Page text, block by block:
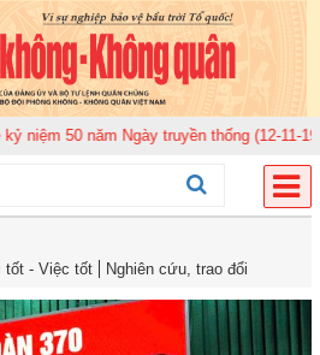
Ngày truyền thống (12-11-1975/12-11-
tốt - Việc tốt Nghiên cứu, trao đổi